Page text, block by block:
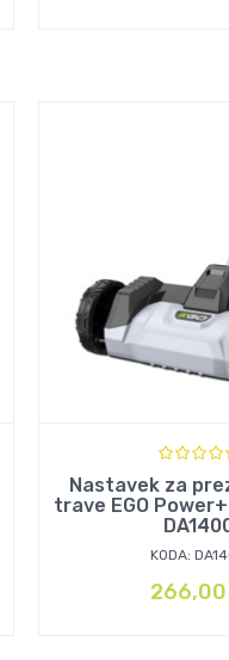
Nastavek za
trave EGO
KODA:
266,00